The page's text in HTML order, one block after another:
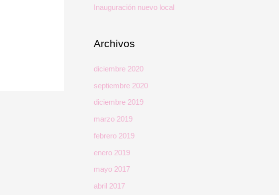
:Inauguración nuevo local
Archivos
diciembre 2020
septiembre 2020
diciembre 2019
marzo 2019
febrero 2019
enero 2019
mayo 2017
abril 2017